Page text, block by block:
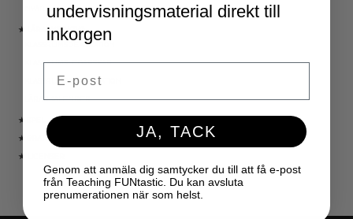
★ LÄRARVERKTYG
KLASSRUMSDEKORATION
KLASSRUMSLEDARSKAP
KLASSRUMSORGANISATION
LÄRARKALENDER
★ SPEL
★ GRATIS
★ LICENSER
undervisningsmaterial direkt till
inkorgen
JA, TACK
Genom att anmäla dig samtycker du till att få e-post
från Teaching FUNtastic. Du kan avsluta
prenumerationen när som helst.